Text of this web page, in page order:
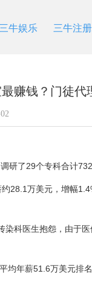
三牛娱乐 三牛注
赚钱？门徒代
了29个专科合计
万美元，增幅
医生抱怨，由于
年薪51.6万美元排